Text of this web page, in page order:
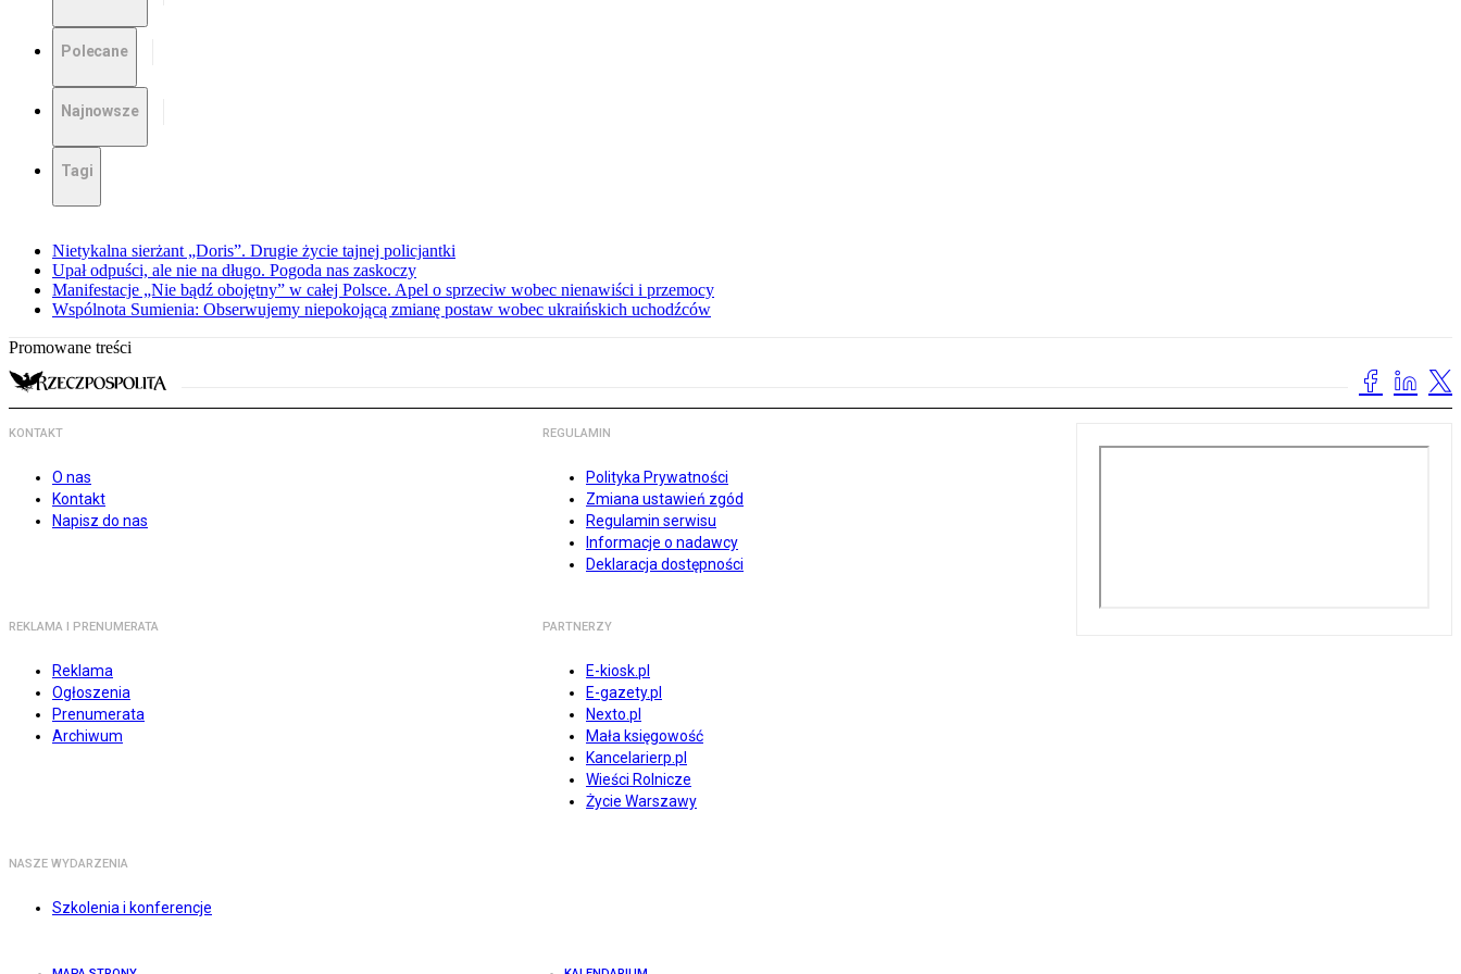
Polecane
Najnowsze
Tagi
Nietykalna sierżant „Doris”. Drugie życie tajnej policjantki
Upał odpuści, ale nie na długo. Pogoda nas zaskoczy
Manifestacje „Nie bądź obojętny” w całej Polsce. Apel o sprzeciw wobec nienawiści i przemocy
Wspólnota Sumienia: Obserwujemy niepokojącą zmianę postaw wobec ukraińskich uchodźców
Promowane treści
KONTAKT
O nas
Kontakt
Napisz do nas
REGULAMIN
Polityka Prywatności
Zmiana ustawień zgód
Regulamin serwisu
Informacje o nadawcy
Deklaracja dostępności
REKLAMA I PRENUMERATA
Reklama
Ogłoszenia
Prenumerata
Archiwum
PARTNERZY
E-kiosk.pl
E-gazety.pl
Nexto.pl
Mała księgowość
Kancelarierp.pl
Wieści Rolnicze
Życie Warszawy
NASZE WYDARZENIA
Szkolenia i konferencje